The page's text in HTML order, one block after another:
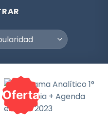
Oferta